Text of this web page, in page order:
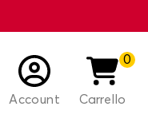
Account
0
Carrello